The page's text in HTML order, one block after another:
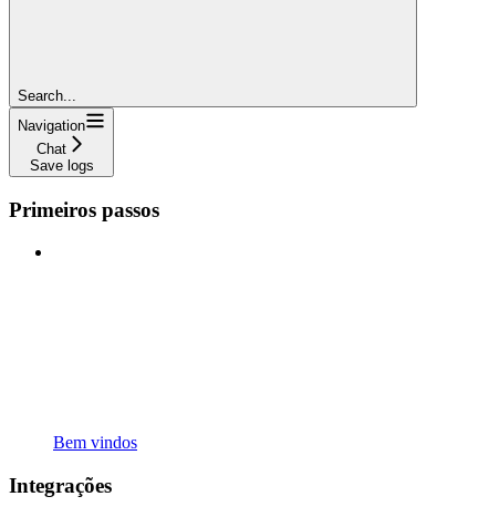
Search...
Navigation
Chat
Save logs
Primeiros passos
Bem vindos
Integrações